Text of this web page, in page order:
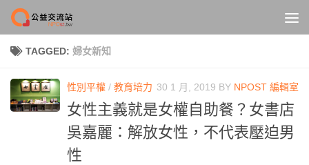
Skip to content
TAGGED: 婦女新知
性別平權 / 教育培力 30 1 月, 2019 BY NPOST 編輯室
女性主義就是女權自助餐？女書店
吳嘉麗：解放女性，不代表壓迫男
性